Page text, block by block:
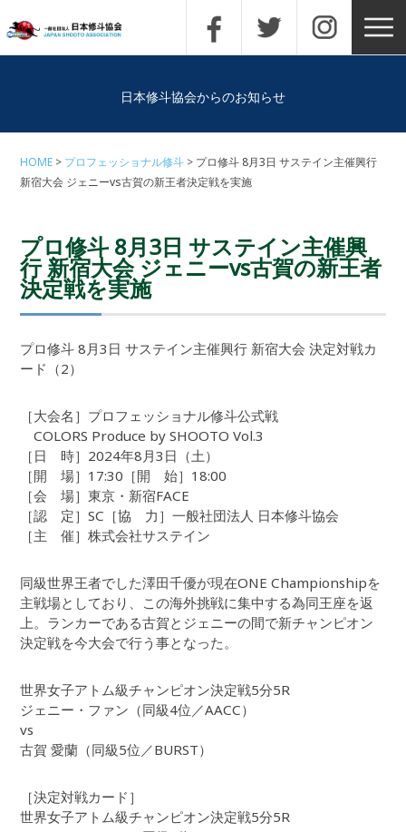
日本修斗協会からのお知らせ
HOME プロフェッショナル修斗
プロ修斗 8月3日 サステイン主催興行
新宿大会 ジェニーvs古賀の新王者決定戦を実施
プロ修斗 8月3日 サステイン主催興
行 新宿大会 ジェニーvs古賀の新王者
決定戦を実施
プロ修斗 8月3日 サステイン主催興行 新宿大会 決定対戦カ
ード（2）
［大会名］プロフェッショナル修斗公式戦
COLORS Produce by SHOOTO Vol.3
［日 時］2024年8月3日（土）
［開 場］17:30［開 始］18:00
［会 場］東京・新宿FACE
［認 定］SC［協 力］一般社団法人 日本修斗協会
［主 催］株式会社サステイン
同級世界王者でした澤田千優が現在ONE Championshipを
主戦場としており、この海外挑戦に集中する為同王座を返
上。ランカーである古賀とジェニーの間で新チャンピオン
決定戦を今大会で行う事となった。
世界女子アトム級チャンピオン決定戦5分5R
ジェニー・ファン（同級4位／AACC）
vs
古賀 愛蘭（同級5位／BURST）
［決定対戦カード］
世界女子アトム級チャンピオン決定戦5分5R